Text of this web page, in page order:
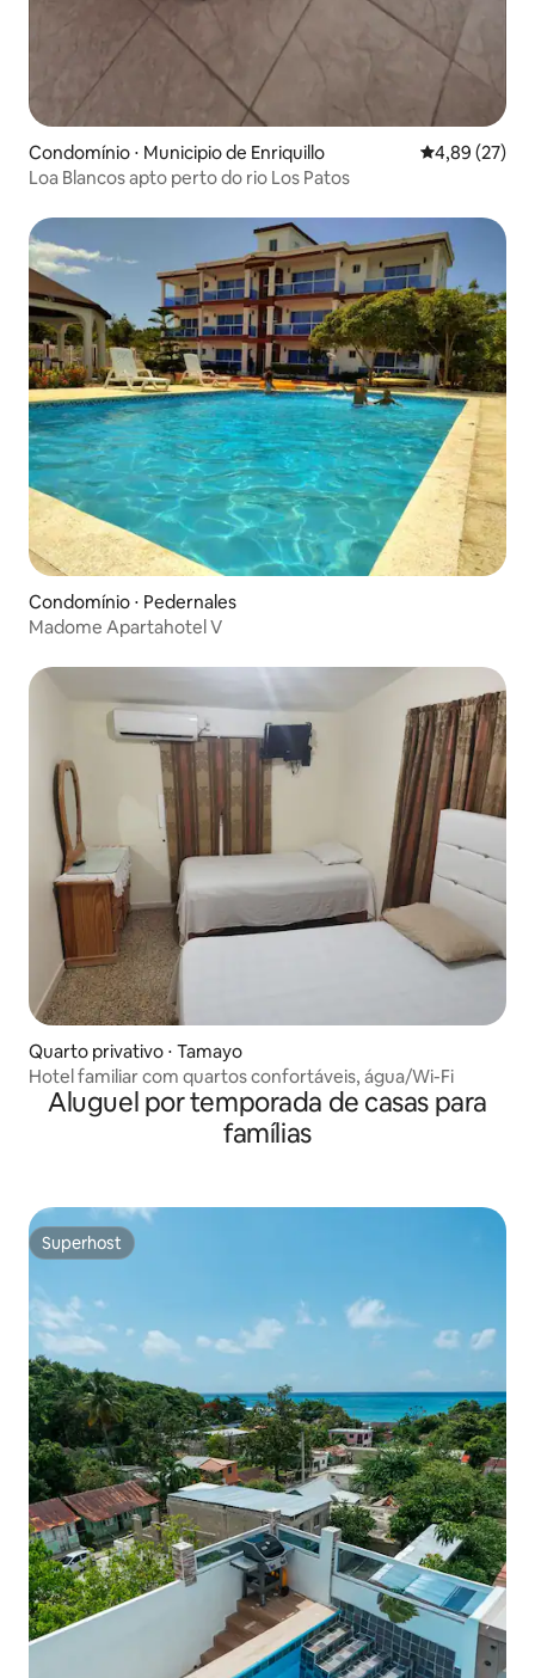
Condomínio ⋅ Municipio de Enriquillo 4,89 de uma
4,89 (27)
Loa Blancos apto perto do rio Los Patos
Condomínio ⋅ Pedernales
Madome Apartahotel V
Quarto privativo ⋅ Tamayo
Hotel familiar com quartos confortáveis, água/Wi-Fi
Aluguel por temporada de casas para
famílias
Superhost
Superhost